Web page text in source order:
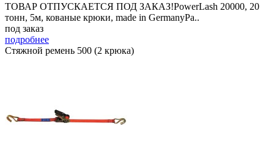
ТОВАР ОТПУСКАЕТСЯ ПОД ЗАКАЗ!PowerLash 20000, 20
тонн, 5м, кованые крюки, made in GermanyРа..
под заказ
подробнее
Стяжной ремень 500 (2 крюка)